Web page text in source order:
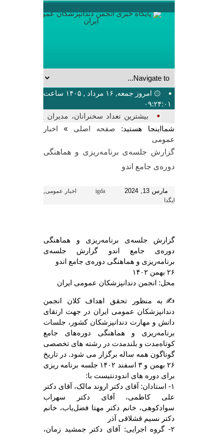
۞ امروز جمعه, ۱۶ مرداد , ۱۴۰۵ ساعت
۰۹:۲۴:۰۱
بیشترین تعداد سخنرانان، مدیران پانل،
سالن‌ها و پ_
شمااینجا هستید: صفحه اصلی »
اخبار
عمومی
گزارش جلسه‌ی برنامه‌ریزی و هماهنگی
دوره‌ی جامع اندو
مارس 13, 2024 igda اخبار عمومی,
ایگدا
گزارش جلسه‌ی برنامه‌ریزی و هماهنگی
دوره‌ی جامع اندو گزارش جلسه‌ی
برنامه‌ریزی و هماهنگی دوره‌ی جامع اندو
۲۶ بهمن ۱۴۰۲
محل: انجمن دندانپزشکان عمومی ایران
✍️به منظور تحقق اهداف کلان انجمن
دندانپزشکان عمومی ایران در جهت ارتقای
دانش و مهارت دندانپزشکان کشور، جلسات
برنامه‌ریزی و هماهنگی دوره‌های جامع
کوتاه‌مدت و بلندمدت در رشته‌ های تخصصی
گوناگون همه ساله برگزار می شود. در تاریخ
۲۶ بهمن و ۳ اسفند ۱۴۰۲ جلسه برنامه ریزی
برای دوره های اندودنتیست با:
۱- استادان: آقای دکتر اروند مالک، آقای دکتر
علی کاظمی، آقای دکتر سهراب
سوادکوهی، خانم دکتر مهتا فضل‌یاب، خانم
دکتر نسیم قشلاقی آذر
۲- گروه اجرایی: آقای دکتر جمشید زمان،